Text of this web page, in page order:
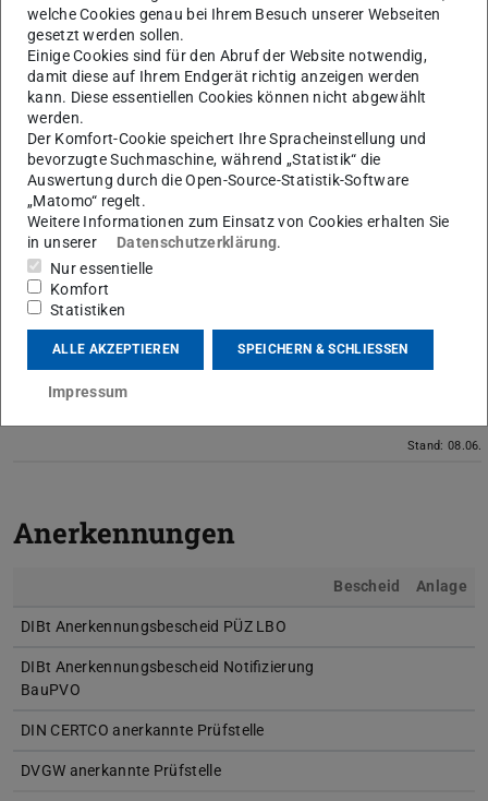
DAkkS Urkunde
Prüflabor Teil-
Akkredierung
Werkstoffprüfung
D-PL-
11048-
01-02
DAkkS Urkunde
Kalibrierlabor
D-K-
11048-
01-00
(PDF-Datei)
(wird in neuem Tab geöffnet)
(PDF-Datei)
(wird in neuem
Siehe D-K-
DAkkS Urkunde
Kalibrierlabor
(Teil-
Akkredierung)
D-K-
11048-
(PDF-Datei)
(wird in neuem Tab geöffnet)
(PDF-Datei)
(wird in neuem
Keine
DAkkS Urkunde
Kalibrierlabor
Akkredierung)
D-K-
11048-
(PDF-Datei)
(wird in neuem Tab geöffnet)
(PDF-Datei)
(wird in neuem
Stand:
Anerkennungen
Bescheid Anlage
DIBt Anerkennungsbescheid PÜZ LBO
DIBt Anerkennungsbescheid Notifizierung
BauPVO
DIN CERTCO anerkannte Prüfstelle
DVGW anerkannte Prüfstelle
welche Cookies genau bei Ihrem Besuch unserer Webseiten
gesetzt werden sollen.
Einige Cookies sind für den Abruf der Website notwendig,
damit diese auf Ihrem Endgerät richtig anzeigen werden
kann. Diese essentiellen Cookies können nicht abgewählt
werden.
Der Komfort-Cookie speichert Ihre Spracheinstellung und
bevorzugte Suchmaschine, während „Statistik“ die
Auswertung durch die Open-Source-Statistik-Software
„Matomo“ regelt.
Weitere Informationen zum Einsatz von Cookies erhalten Sie
in unserer
Datenschutzerklärung.
Nur essentielle
Komfort
Statistiken
ALLE AKZEPTIEREN SPEICHERN & SCHLIESSEN
Impressum